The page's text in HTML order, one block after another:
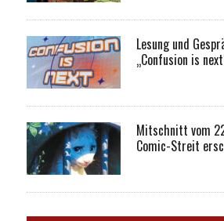
Lesung und
„Confusion is
Mitschnitt vom
Comic-Streit